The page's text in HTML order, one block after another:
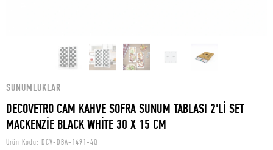
SUNUMLUKLAR
DECOVETRO CAM KAHVE SOFRA SUNUM TABLASI 2'Lİ SET
MACKENZİE BLACK WHİTE 30 X 15 CM
Ürün Kodu: DCV-DBA-1491-4Q